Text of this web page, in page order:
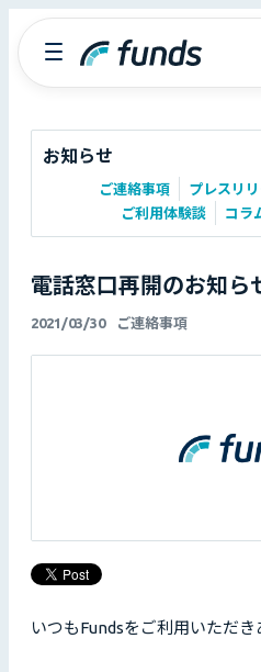
お知らせ
ご連絡事項 プレスリ
ご利用体験談
コラ
電話窓口再開のお知ら
2021/03/30 ご連絡事項
いつもFundsをご利用いただき